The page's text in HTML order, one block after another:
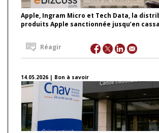
Apple, Ingram Micro et Tech Data, la
produits Apple sanctionnée jusqu’en
Réagir
14.05.2026 | Bon à savoir